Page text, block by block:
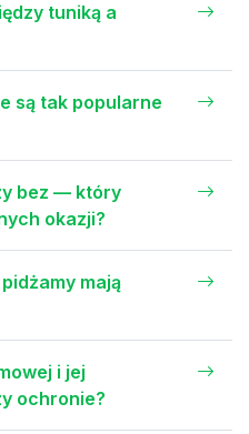
tuniką a
są tak popularne
bez — który
okazji?
mają
i jej
ochronie?